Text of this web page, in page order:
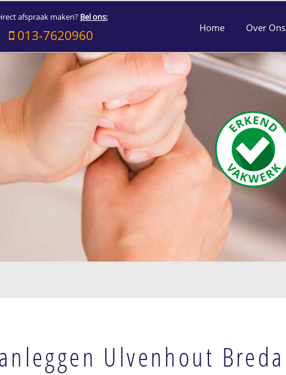
afspraak maken? Bel ons:
013-7620960 Home Over Ons
Ulvenhout Breda